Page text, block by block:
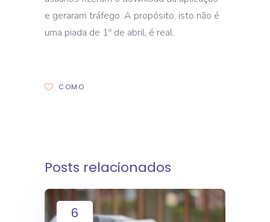
e geraram tráfego. A propósito, isto não é
uma piada de 1º de abril, é real.
COMO
Posts relacionados
6